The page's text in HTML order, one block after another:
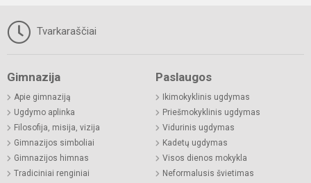
Tvarkaraščiai
Gimnazija
Apie gimnaziją
Ugdymo aplinka
Filosofija, misija, vizija
Gimnazijos simboliai
Gimnazijos himnas
Tradiciniai renginiai
Paslaugos
Ikimokyklinis ugdymas
Priešmokyklinis ugdymas
Vidurinis ugdymas
Kadetų ugdymas
Visos dienos mokykla
Neformalusis švietimas